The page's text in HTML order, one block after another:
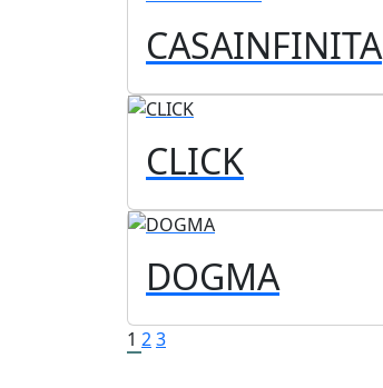
CASAINFINITA
CLICK
DOGMA
1 23